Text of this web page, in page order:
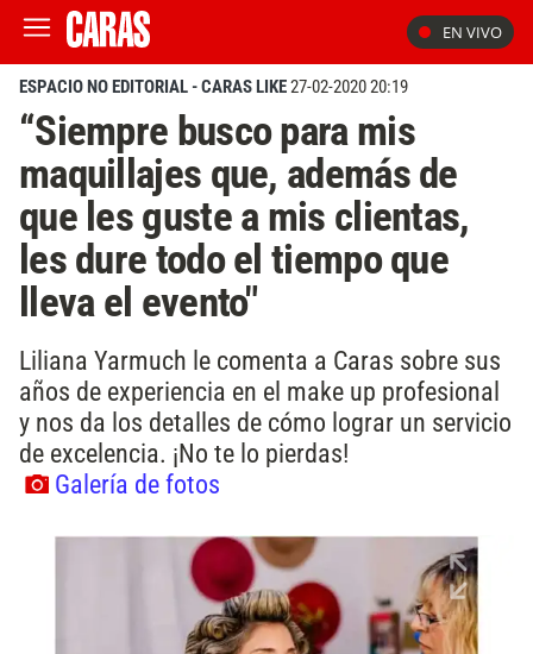
EN VIVO
ESPACIO NO EDITORIAL - CARAS LIKE27-02-2020 20:19
“Siempre busco para mis
maquillajes que, además de
que les guste a mis clientas,
les dure todo el tiempo que
lleva el evento"
Liliana Yarmuch le comenta a Caras sobre sus
años de experiencia en el make up profesional
y nos da los detalles de cómo lograr un servicio
de excelencia. ¡No te lo pierdas!
Galería de fotos